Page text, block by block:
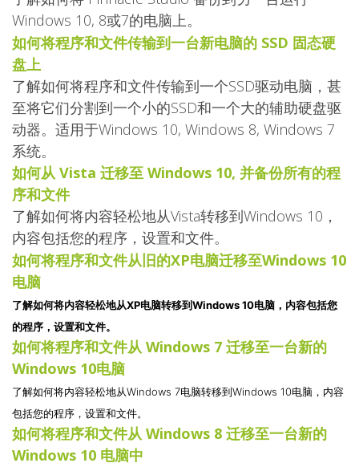
Windows 10, 8或7的电脑上。
如何将程序和文件传输到一台新电脑的 SSD 固态硬
盘上
了解如何将程序和文件传输到一个SSD驱动电脑，甚
至将它们分割到一个小的SSD和一个大的辅助硬盘驱
动器。适用于Windows 10, Windows 8, Windows 7
系统。
如何从 Vista 迁移至 Windows 10, 并备份所有的程
序和文件
了解如何将内容轻松地从Vista转移到Windows 10，
内容包括您的程序，设置和文件。
如何将程序和文件从旧的XP电脑迁移至Windows 10
电脑
了解如何将内容轻松地从XP电脑转移到Windows 10电脑，内容包括您
的程序，设置和文件。
如何将程序和文件从 Windows 7 迁移至一台新的
Windows 10电脑
了解如何将内容轻松地从Windows 7电脑转移到Windows 10电脑，内容
包括您的程序，设置和文件。
如何将程序和文件从 Windows 8 迁移至一台新的
Windows 10 电脑中